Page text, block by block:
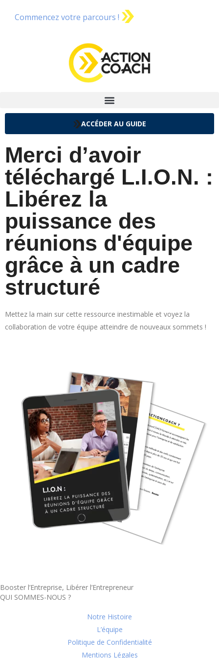
Commencez votre parcours !
ACCÉDER AU GUIDE
Merci d’avoir
téléchargé L.I.O.N. :
Libérez la
puissance des
réunions d'équipe
grâce à un cadre
structuré
Mettez la main sur cette ressource inestimable et voyez la
collaboration de votre équipe atteindre de nouveaux sommets !
Booster l’Entreprise, Libérer l’Entrepreneur
QUI SOMMES-NOUS ?
Notre Histoire
L’équipe
Politique de Confidentialité
Mentions Légales